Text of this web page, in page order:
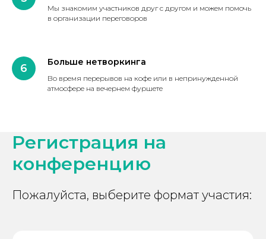
Мы знакомим участников друг с другом и можем помочь
в организации переговоров
Больше нетворкинга
Во время перерывов на кофе или в непринужденной
атмосфере на вечернем фуршете
Регистрация на
конференцию
Пожалуйста, выберите формат участия: